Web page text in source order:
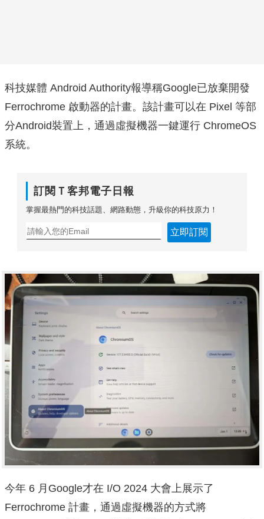
科技媒體 Android Authority報導稱Google已放棄開發
Ferrochrome 啟動器的計畫。該計畫可以在 Pixel 等部
分Android裝置上，通過虛擬機器一鍵運行 ChromeOS
系統。
訂閱Ｔ客邦電子日報
掌握最熱門的科技話題、網路動態，升級你的科技原力！
立即訂閱
今年 6 月Google才在 I/O 2024 大會上展示了
Ferrochrome 計畫，通過虛擬機器的方式將